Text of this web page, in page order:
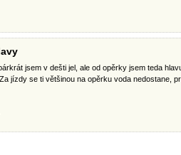
jsem v dešti jel, ale od opěrky jsem teda
jízdy se ti většinou na opěrku voda nedostane,